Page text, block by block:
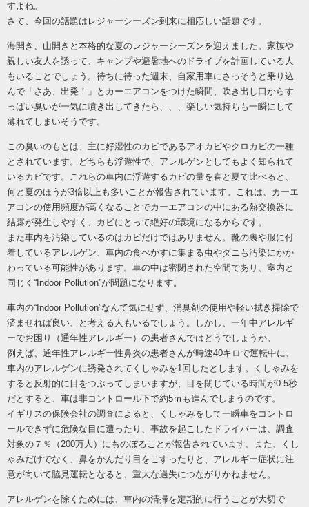
すよね。
さて、今回の話題はレジャーシーズン到来に相応しい話題です。
海開き、山開きと本格的な夏のレジャーシーズンを迎えました。家族や
親しい友人を誘って、キャンプや避暑地へのドライブを計画している人
もいることでしょう。待ちに待った週末、自家用車にさっそうと乗り込
んで「さあ、出発！」とカーエアコンをつけた瞬間、吹き出し口からす
っぱい臭いが一気に噴き出してきたら、、、楽しい気持ちも一瞬にして
薄れてしまいそうです。
この臭いのもとは、主に好湿性のカビであるアオカビやクロカビの一種
とされています。どちらも浮遊性で、アレルゲンとしてもよく知られて
いるカビです。これらの車内に浮遊するカビの量を春と夏で比べると、
何と夏のほうが3倍以上も多いことが報告されています。これは、カーエ
アコンの使用頻度が高くなることでカーエアコンの中にある熱交換器に
結露が発生しやすく、カビにとって絶好の環境になるからです。
また車内を汚染しているのはカビだけではありません。靴の裏や服に付
着しているアレルゲン、車内の食べかすに集まる虫やダニも汚染にかか
わっている可能性があります。車の中は密閉された空間であり、室内と
同じく“ Indoor Pollution”が問題になります。
車内の“ Indoor Pollution”なんて気にせず、消臭剤の使用や軽い拭き掃除で
済ませれば良い、と考える人もいるでしょう。しかし、一年中アレルギ
ーでお困り（通年性アレルギー）の患者さんではどうでしょうか。
例えば、通年性アレルギー性鼻炎の患者さんが時速40キロで運転中に、
車内のアレルゲンに誘発されてくしゃみを1回したとします。くしゃみを
すると反射的に目をつぶってしまいますが、目を閉じている時間が0.5秒
だとすると、車は非コントロール下で約5ｍも進んでしまうのです。
イギリスの保険会社の調査によると、くしゃみをして一瞬車をコントロ
ールできずに危険な目に遭ったり、事故を起こしたドライバーは、調査
対象の７％（200万人）にものぼることが報告されています。また、くし
ゃみだけでなく、鼻をかんだり目をこすったりと、アレルギー症状に注
意が向いて脇見運転となると、重大な過失につながりかねません。
アレルゲンを除くためには、車内の清掃を定期的に行うことが大切で